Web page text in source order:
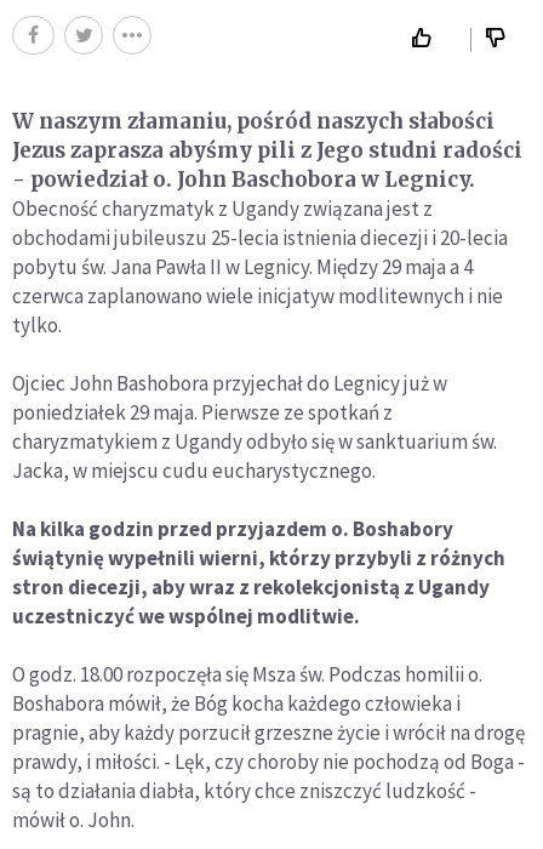
W naszym złamaniu, pośród naszych słabości
Jezus zaprasza abyśmy pili z Jego studni radości
- powiedział o. John Baschobora w Legnicy.
Obecność charyzmatyk z Ugandy związana jest z
obchodami jubileuszu 25-lecia istnienia diecezji i 20-lecia
pobytu św. Jana Pawła II w Legnicy. Między 29 maja a 4
czerwca zaplanowano wiele inicjatyw modlitewnych i nie
tylko.
Ojciec John Bashobora przyjechał do Legnicy już w
poniedziałek 29 maja. Pierwsze ze spotkań z
charyzmatykiem z Ugandy odbyło się w sanktuarium św.
Jacka, w miejscu cudu eucharystycznego.
Na kilka godzin przed przyjazdem o. Boshabory
świątynię wypełnili wierni, którzy przybyli z różnych
stron diecezji, aby wraz z rekolekcjonistą z Ugandy
uczestniczyć we wspólnej modlitwie.
O godz. 18.00 rozpoczęła się Msza św. Podczas homilii o.
Boshabora mówił, że Bóg kocha każdego człowieka i
pragnie, aby każdy porzucił grzeszne życie i wrócił na drogę
prawdy, i miłości. - Lęk, czy choroby nie pochodzą od Boga -
są to działania diabła, który chce zniszczyć ludzkość -
mówił o. John.